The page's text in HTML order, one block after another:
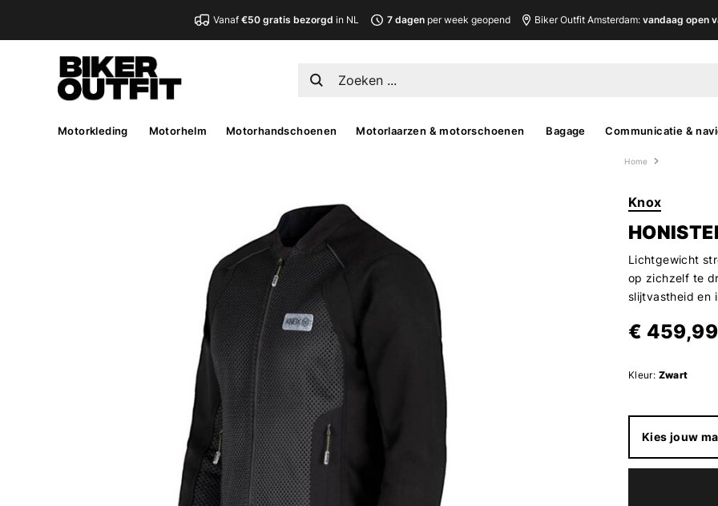
Vanaf€50 gratis bezorgd in NL 7 dagenper week geopend Biker Outfit Amsterdam: vandaag open
Motorkleding Motorhelm Motorhandschoenen Motorlaarzen & motorschoenen Bagage Communicatie &
Home
Knox
Lichtgewicht
op zichzelf te
slijtvastheid en
€ 459,99
Kleur: Zwart
Kies jouw